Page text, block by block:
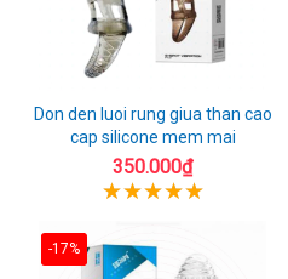
Don den luoi rung giua than cao
cap silicone mem mai
350.000₫
-17%